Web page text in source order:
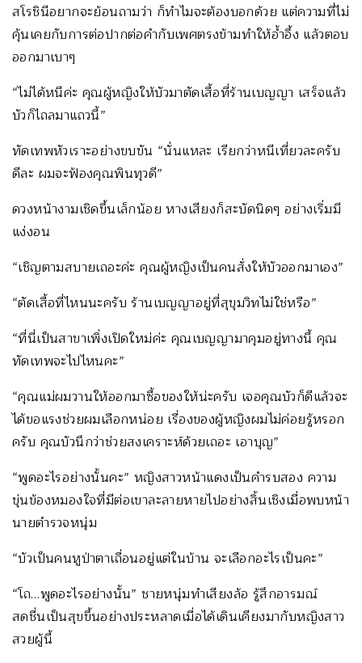
สโรชินีอยากจะย้อนถามว่า ก็ทำไมจะต้องบอกด้วย แต่ความที่ไม่
คุ้นเคยกับการต่อปากต่อคำกับเพศตรงข้ามทำให้อ้ำอึ้ง แล้วตอบ
ออกมาเบาๆ
“ไม่ได้หนีค่ะ คุณผู้หญิงให้บัวมาตัดเสื้อที่ร้านเบญญา เสร็จแล้ว
บัวก็ไถลมาแถวนี้”
ทัดเทพหัวเราะอย่างขบขัน “นั่นแหละ เรียกว่าหนีเที่ยวละครับ
ดีละ ผมจะฟ้องคุณพินทุวดี”
ดวงหน้างามเชิดขึ้นเล็กน้อย หางเสียงก็สะบัดนิดๆ อย่างเริ่มมี
แง่งอน
“เชิญตามสบายเถอะค่ะ คุณผู้หญิงเป็นคนสั่งให้บัวออกมาเอง”
“ตัดเสื้อที่ไหนนะครับ ร้านเบญญาอยู่ที่สุขุมวิทไม่ใช่หรือ”
“ที่นี่เป็นสาขาเพิ่งเปิดใหม่ค่ะ คุณเบญญามาคุมอยู่ทางนี้ คุณ
ทัดเทพจะไปไหนคะ”
“คุณแม่ผมวานให้ออกมาซื้อของให้น่ะครับ เจอคุณบัวก็ดีแล้วจะ
ได้ขอแรงช่วยผมเลือกหน่อย เรื่องของผู้หญิงผมไม่ค่อยรู้หรอก
ครับ คุณบัวนึกว่าช่วยสงเคราะห์ด้วยเถอะ เอาบุญ”
“พูดอะไรอย่างนั้นคะ” หญิงสาวหน้าแดงเป็นคำรบสอง ความ
ขุ่นข้องหมองใจที่มีต่อเขาละลายหายไปอย่างสิ้นเชิงเมื่อพบหน้า
นายตำรวจหนุ่ม
“บัวเป็นคนหูป่าตาเถื่อนอยู่แต่ในบ้าน จะเลือกอะไรเป็นคะ”
“โถ…พูดอะไรอย่างนั้น” ชายหนุ่มทำเสียงล้อ รู้สึกอารมณ์
สดชื่นเป็นสุขขึ้นอย่างประหลาดเมื่อได้เดินเคียงมากับหญิงสาว
สวยผู้นี้